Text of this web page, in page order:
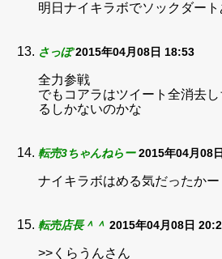
明日ナイキラボでソックダート
さっぽ 2015年04月08日 18:53
全力参戦
でもコアラはツイート全消去
るしかないのかな
転売3ちゃんねらー 2015年04月08
ナイキラボはめる気だったかー
転売店長＾＾ 2015年04月08日
>>くらうんさん